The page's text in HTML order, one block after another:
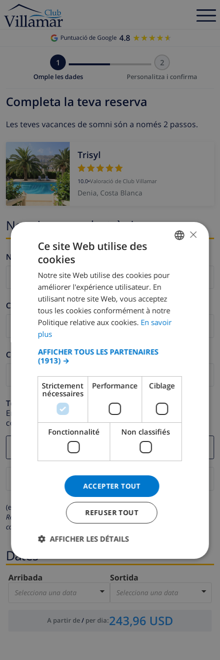
Puntuació de Google 4.8 ★★★★★
★★★★★
1
Omple les dades
2
Personalitza i confirma
Completa la teva reserva
Les teves vacances de somni són a només 2 passos.
Trisyl
10.0•Valoració de Club Villamar
Denia, Costa Blanca
Nom i correu electrònic
Nom *
Cognom *
Correu electrònic *
Telèfon *
En cas que la direcció de correu electrònic no funcioni
correctament.
(els camps marcats amb * són obligatoris)
Respectem la teva privacitat. Les teves dades personals no es
compartiran amb tercers.
Dates
Arribada
Selecciona una data
Sortida
Selecciona una data
A partir de/ per dia:243,96 USD
DUTCH
SPANISH
GERMAN
DANISH
×
Ce site Web utilise des
cookies
Notre site Web utilise des cookies pour
améliorer l'expérience utilisateur. En
utilisant notre site Web, vous acceptez
tous les cookies conformément à notre
Politique relative aux cookies. En savoir
plus
AFFICHER TOUS LES PARTENAIRES
(1913) →
Strictement
nécessaires
Performance Ciblage
Fonctionnalité Non classifiés
ACCEPTER TOUT
REFUSER TOUT
AFFICHER LES DÉTAILS